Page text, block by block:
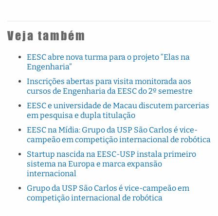
Veja também
EESC abre nova turma para o projeto “Elas na
Engenharia”
Inscrições abertas para visita monitorada aos
cursos de Engenharia da EESC do 2º semestre
EESC e universidade de Macau discutem parcerias
em pesquisa e dupla titulação
EESC na Mídia: Grupo da USP São Carlos é vice-
campeão em competição internacional de robótica
Startup nascida na EESC-USP instala primeiro
sistema na Europa e marca expansão
internacional
Grupo da USP São Carlos é vice-campeão em
competição internacional de robótica